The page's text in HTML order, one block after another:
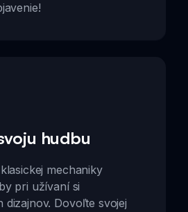
hudbu
mechaniky
pri užívaní si
Dovoľte svojej